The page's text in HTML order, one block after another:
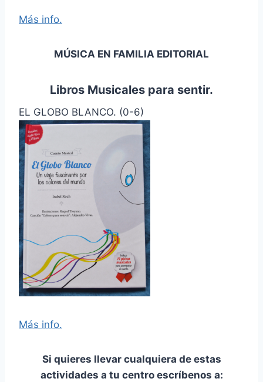
Más info.
MÚSICA EN FAMILIA EDITORIAL
Libros Musicales para sentir.
EL GLOBO BLANCO. (0-6)
Más info.
Si quieres llevar cualquiera de estas
actividades a tu centro escríbenos a: